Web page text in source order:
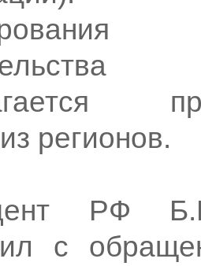
регионов.
РФ
с